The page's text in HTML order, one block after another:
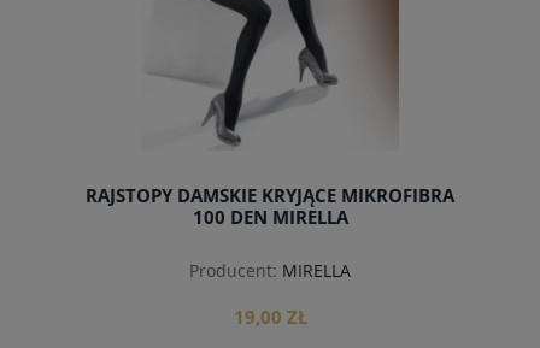
RAJSTOPY DAMSKIE KRYJĄCE MIKROFIBRA
100 DEN MIRELLA
Producent: MIRELLA
19,00 ZŁ